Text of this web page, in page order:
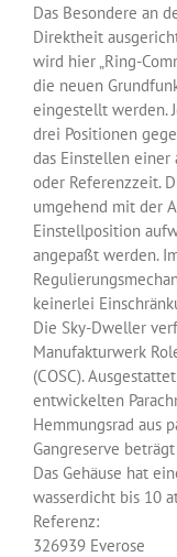
Das Besondere an
Direktheit
wird hier „Ring-
die neuen
eingestellt werden.
drei Positionen
das Einstellen einer
oder Referenzzeit.
umgehend mit der
Einstellposition
angepaßt werden.
keinerlei
Die Sky-Dweller
Manufakturwerk
(COSC).
entwickelten
Hemmungsrad aus
Gangreserve
Das Gehäuse hat
wasserdicht bis 10
Referenz:
326939 Everose